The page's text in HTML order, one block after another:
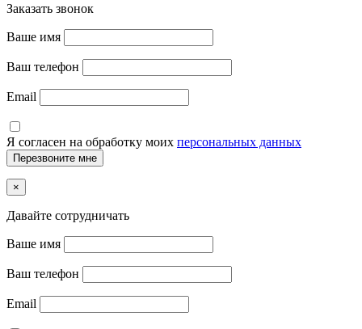
Заказать звонок
Ваше имя
Ваш телефон
Email
Я согласен на обработку моих персональных данных
×
Давайте сотрудничать
Ваше имя
Ваш телефон
Email